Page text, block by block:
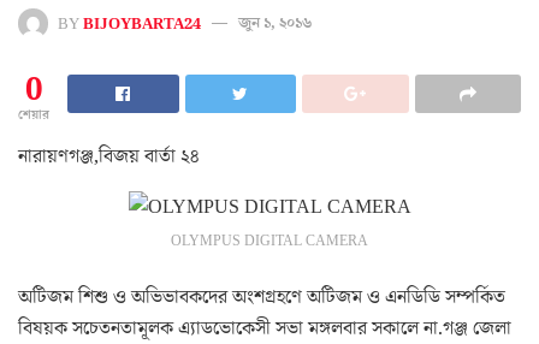
BYBIJOYBARTA24 জুন ১, ২০১৬
0
শেয়ার
নারায়ণগঞ্জ,বিজয় বার্তা ২৪
OLYMPUS DIGITAL CAMERA
অটিজম শিশু ও অভিভাবকদের অংশগ্রহণে অটিজম ও এনডিডি সম্পর্কিত
বিষয়ক সচেতনতামূলক এ্যাডভোকেসী সভা মঙ্গলবার সকালে না.গঞ্জ জেলা